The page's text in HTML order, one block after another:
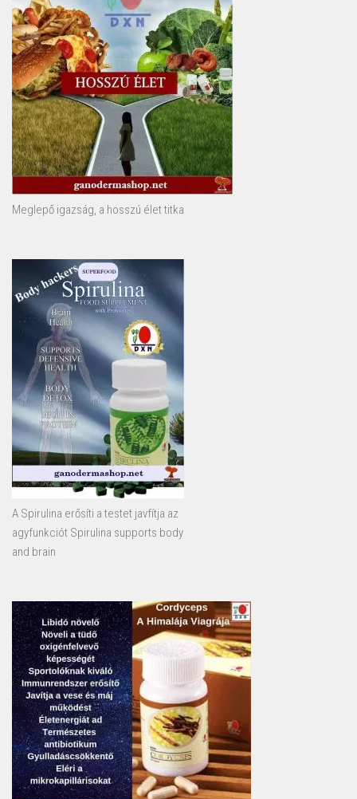
Meglepő igazság, a hosszú élet titka
A Spirulina erősíti a testet javfítja az
agyfunkciót Spirulina supports body
and brain